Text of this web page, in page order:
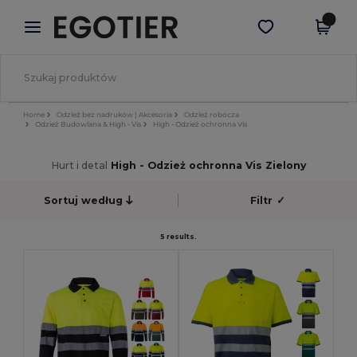
× Aplikacja Egotier
Lepsze ceny w aplikacji!
Pobierz app
Home Odzież bez nadruków | Akcesoria
Odzież robocza
Odzież Budowlana & High - Vis
High - Odzież ochronna Vis
Hurt i detal High - Odzież ochronna Vis Zielony
Sortuj według Filtr ✓
5 results.